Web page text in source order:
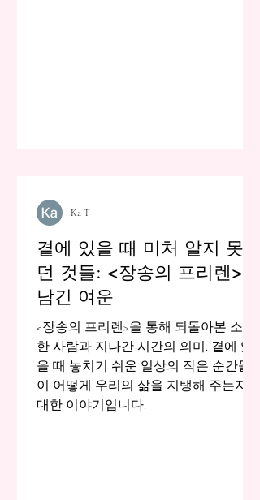
곁에 있을 때 미처 알지 못했
던 것들: <장송의 프리렌>이
남긴 여운
<장송의 프리렌>을 통해 되돌아본 소중
한 사람과 지나간 시간의 의미. 곁에 있
을 때 놓치기 쉬운 일상의 작은 순간들
이 어떻게 우리의 삶을 지탱해 주는지에
대한 이야기입니다.
Ka T